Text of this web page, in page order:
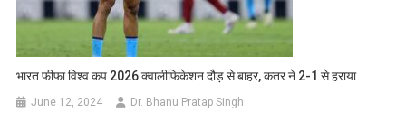
भारत फीफा विश्व कप 2026 क्वालीफिकेशन दौड़ से बाहर, कतर ने 2-1 से हराया
June 12, 2024 Dr. Bhanu Pratap Singh